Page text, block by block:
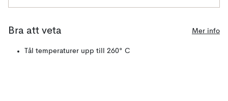
Bra att veta Mer info
Tål temperaturer upp till 260° C